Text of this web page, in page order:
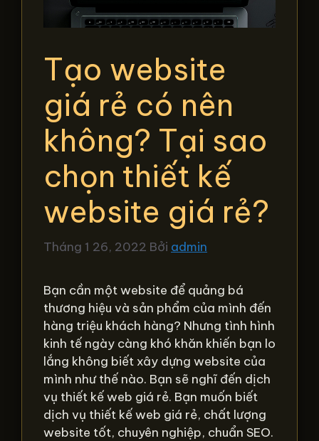
Tạo website
giá rẻ có nên
không? Tại sao
chọn thiết kế
website giá rẻ?
Tháng 1 26, 2022 Bởi admin
Bạn cần một website để quảng bá
thương hiệu và sản phẩm của mình đến
hàng triệu khách hàng? Nhưng tình hình
kinh tế ngày càng khó khăn khiến bạn lo
lắng không biết xây dựng website của
mình như thế nào. Bạn sẽ nghĩ đến dịch
vụ thiết kế web giá rẻ. Bạn muốn biết
dịch vụ thiết kế web giá rẻ, chất lượng
website tốt, chuyên nghiệp, chuẩn SEO.